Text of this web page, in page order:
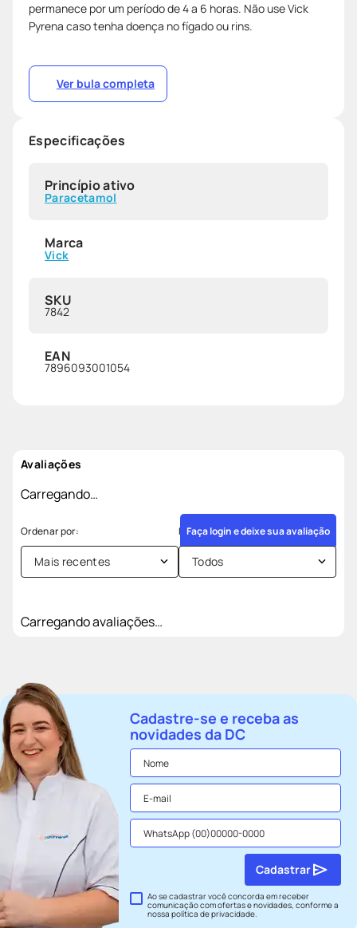
permanece por um período de 4 a 6 horas. Não use Vick
Pyrena caso tenha doença no fígado ou rins.
Ver bula completa
Especificações
Princípio ativo
Paracetamol
Marca
Vick
SKU
7842
EAN
7896093001054
Avaliações
Carregando…
Faça login e deixe sua avaliação
Mais recentes Todos
Carregando avaliações…
Cadastre-se e receba as
novidades da DC
Ao se cadastrar você concorda em receber
comunicação com ofertas e novidades, conforme a
nossapolítica de privacidade.
Cadastrar